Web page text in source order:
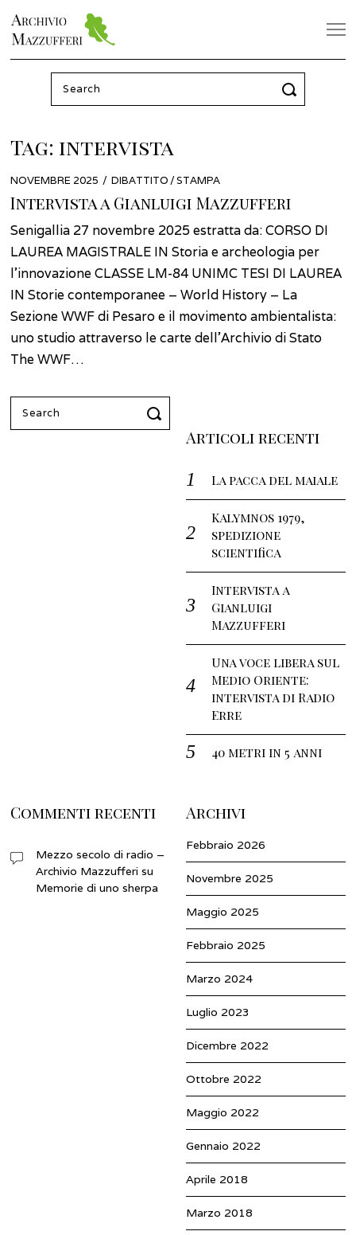
Search
for:
Tag: intervista
POSTED
ON
NOVEMBRE 2025 MAGGIO
2026
DIBATTITO/STAMPA
Intervista a Gianluigi Mazzufferi
Senigallia 27 novembre 2025 estratta da: CORSO DI
LAUREA MAGISTRALE IN Storia e archeologia per
l’innovazione CLASSE LM-84 UNIMC TESI DI LAUREA
IN Storie contemporanee – World History – La
Sezione WWF di Pesaro e il movimento ambientalista:
uno studio attraverso le carte dell’Archivio di Stato
The WWF…
Search
for:
Articoli recenti
La pacca del maiale
Kalymnos 1979,
spedizione
scientifica
Intervista a
Gianluigi
Mazzufferi
Una voce libera sul
Medio Oriente:
intervista di Radio
Erre
40 metri in 5 anni
Commenti recenti
Mezzo secolo di radio –
Archivio Mazzufferi su
Memorie di uno sherpa
Archivi
Febbraio 2026
Novembre 2025
Maggio 2025
Febbraio 2025
Marzo 2024
Luglio 2023
Dicembre 2022
Ottobre 2022
Maggio 2022
Gennaio 2022
Aprile 2018
Marzo 2018